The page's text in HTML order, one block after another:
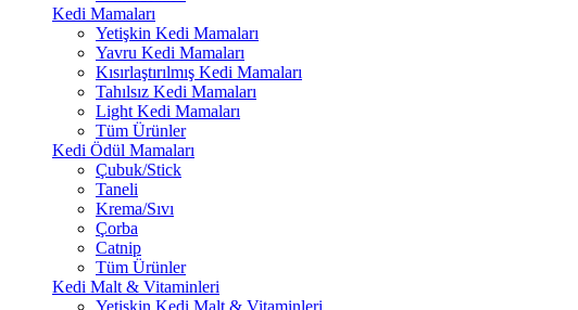
Kedi Mamaları
Yetişkin Kedi Mamaları
Yavru Kedi Mamaları
Kısırlaştırılmış Kedi Mamaları
Tahılsız Kedi Mamaları
Light Kedi Mamaları
Tüm Ürünler
Kedi Ödül Mamaları
Çubuk/Stick
Taneli
Krema/Sıvı
Çorba
Catnip
Tüm Ürünler
Kedi Malt & Vitaminleri
Yetişkin Kedi Malt & Vitaminleri